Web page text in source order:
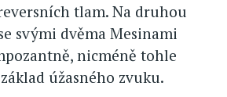
tlam. Na druhou
svými dvěma Mesinami
nicméně tohle
úžasného zvuku.